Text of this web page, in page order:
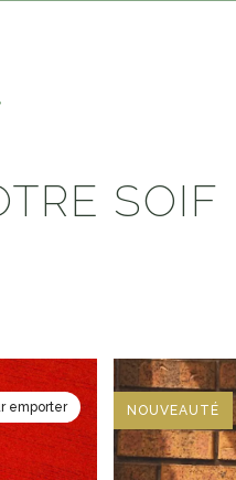
SOIF
emporter NOUVEAUTÉ